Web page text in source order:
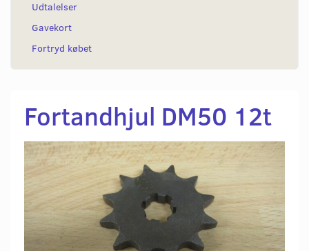
Udtalelser
Gavekort
Fortryd købet
Fortandhjul DM50 12t